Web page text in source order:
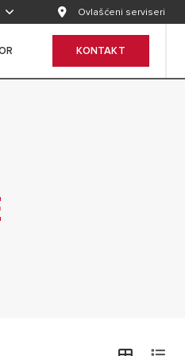
Ovlašćeni serviseri
KONTAKT